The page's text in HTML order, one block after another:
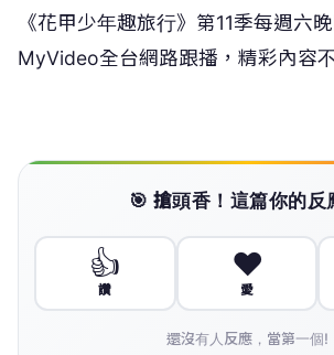
《花甲少年趣旅行》 第11季每週六
MyVideo全台網路跟播， 精彩內容
🎯 搶頭香！這篇你的反
👍
讚
❤️
愛
還沒有人反應，當第一個!